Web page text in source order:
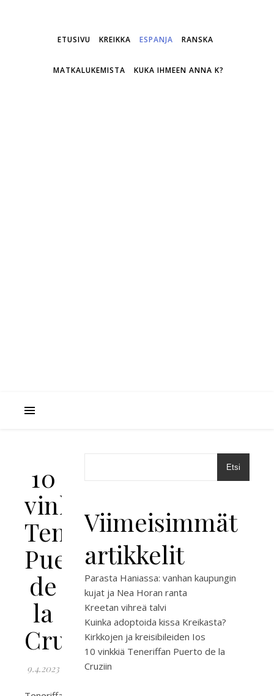
ETUSIVU KREIKKA ESPANJA RANSKA
MATKALUKEMISTA KUKA IHMEEN ANNA K?
10
vinkkiä
Teneriffan
Puerto
de
la
Cruziin
9.4.2023
Etsi
Viimeisimmät
artikkelit
Parasta Haniassa: vanhan kaupungin
kujat ja Nea Horan ranta
Kreetan vihreä talvi
Kuinka adoptoida kissa Kreikasta?
Kirkkojen ja kreisibileiden Ios
10 vinkkiä Teneriffan Puerto de la
Cruziin